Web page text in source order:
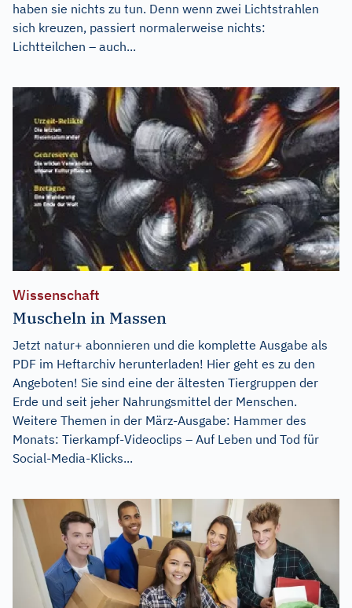
haben sie nichts zu tun. Denn wenn zwei Lichtstrahlen
sich kreuzen, passiert normalerweise nichts:
Lichtteilchen – auch...
Wissenschaft
Muscheln in Massen
Jetzt natur+ abonnieren und die komplette Ausgabe als
PDF im Heftarchiv herunterladen! Hier geht es zu den
Angeboten! Sie sind eine der ältesten Tiergruppen der
Erde und seit jeher Nahrungsmittel der Menschen.
Weitere Themen in der März-Ausgabe: Hammer des
Monats: Tierkampf-Videoclips – Auf Leben und Tod für
Social-Media-Klicks...